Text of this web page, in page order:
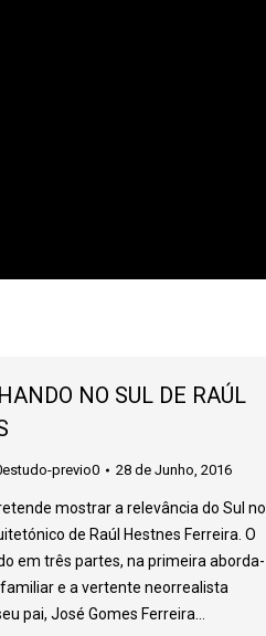
NO SUL DE RAÚL
previo0 28 de Junho, 2016
mostrar a relevância do Sul no
de Raúl Hestnes Ferreira. O
em três partes, na primeira aborda-
e a vertente neorrealista
pai, José Gomes Ferreira…